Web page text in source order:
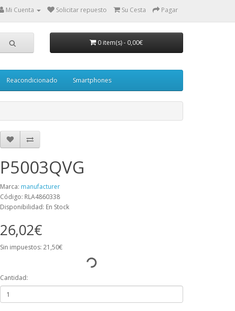
Mi Cuenta Solicitar repuesto Su Cesta Pagar
0 item(s)- 0,00€
Reacondicionado Smartphones
P5003QVG
Marca: manufacturer
Código: RLA4860338
Disponibilidad: En Stock
26,02€
Sin impuestos: 21,50€
Cantidad: